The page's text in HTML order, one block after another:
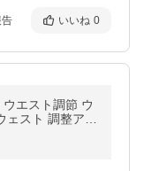
いいね 0
エスト調節 ウ
スト 調整アジ
バックル セル